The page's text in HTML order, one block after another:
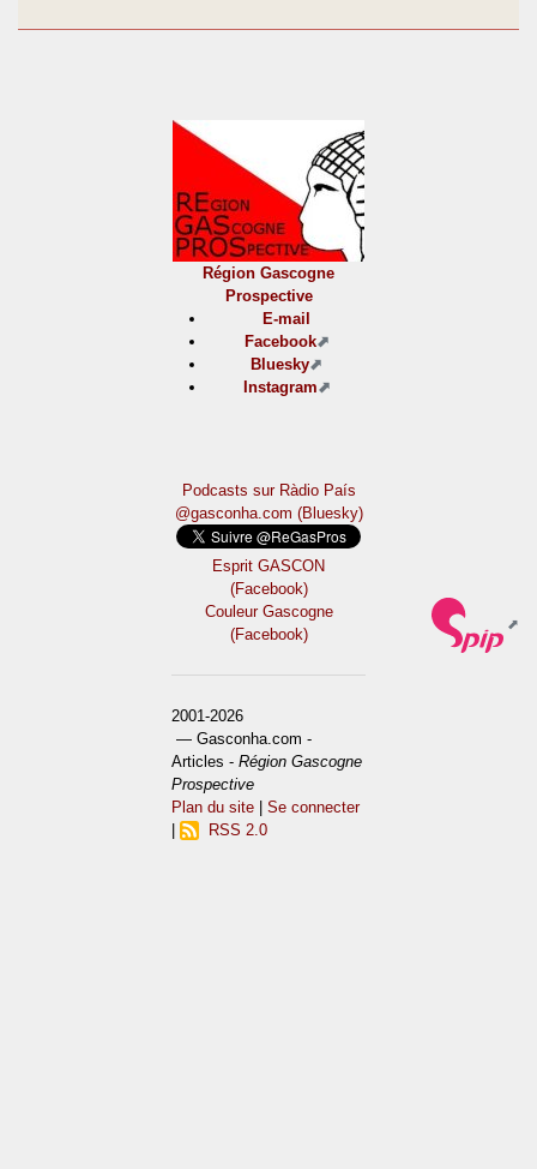
Région Gascogne
Prospective
E-mail
Facebook
Bluesky
Instagram
Podcasts sur Ràdio País
@gasconha.com (Bluesky)
Esprit GASCON
(Facebook)
Couleur Gascogne
(Facebook)
2001-2026
— Gasconha.com -
Articles -Région Gascogne
Prospective
Plan du site |Se connecter
RSS 2.0